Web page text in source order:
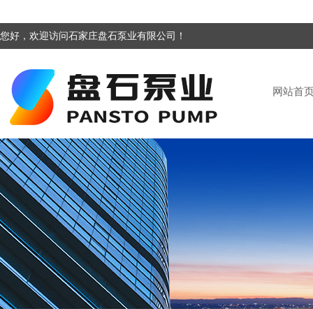
您好，欢迎访问石家庄盘石泵业有限公司！
网站首